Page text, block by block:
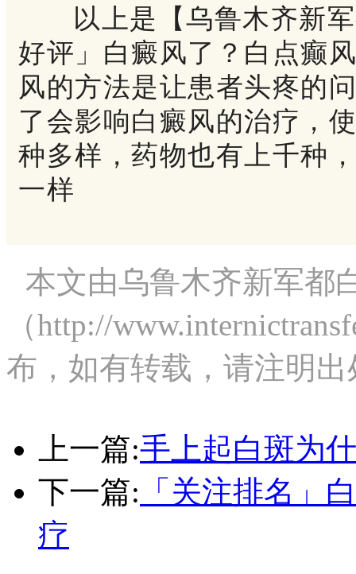
以上是【乌鲁木齐新军
好评」白癜风了？白点癫
风的方法是让患者头疼的
了会影响白癜风的治疗，
种多样，药物也有上千种
一样
本文由乌鲁木齐新军都
（http://
布，如有转载，请注明出
上一篇:手上起白斑为
下一篇: 「关注排名」
疗